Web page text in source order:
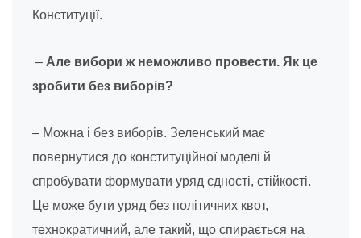
Конституції.
– Але вибори ж неможливо провести. Як це
зробити без виборів?
– Можна і без виборів. Зеленський має
повернутися до конституційної моделі й
спробувати формувати уряд єдності, стійкості.
Це може бути уряд без політичних квот,
технократичний, але такий, що спирається на